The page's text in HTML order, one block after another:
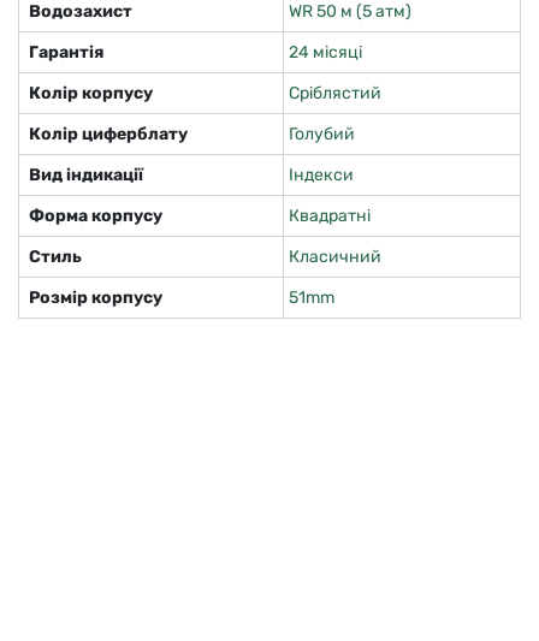
Водозахист
WR 50 м (5 атм)
Гарантія
24 місяці
Колір корпусу
Сріблястий
Колір циферблату
Голубий
Вид індикації
Індекси
Форма корпусу
Квадратні
Стиль
Класичний
Розмір корпусу
51mm